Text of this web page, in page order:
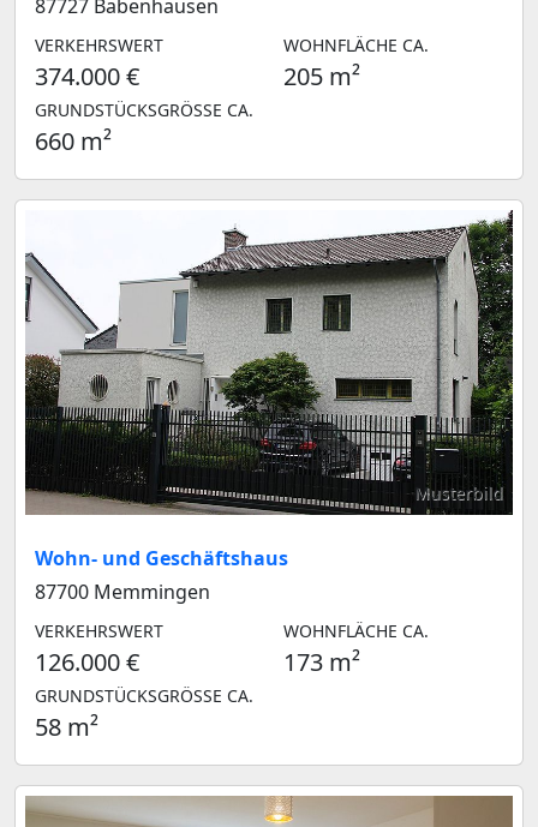
87727 Babenhausen
VERKEHRSWERT
374.000 €
WOHNFLÄCHE CA.
205 m²
GRUNDSTÜCKSGRÖSSE CA.
660 m²
Musterbild
Wohn- und Geschäftshaus
87700 Memmingen
VERKEHRSWERT
126.000 €
WOHNFLÄCHE CA.
173 m²
GRUNDSTÜCKSGRÖSSE CA.
58 m²